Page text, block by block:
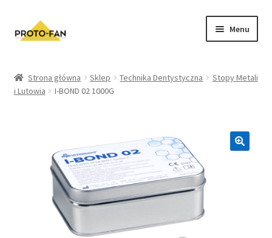
Menu
Kursy Stomatologiczne
Zwroty i Reklamacje
Regulamin sklepu
Strona główna Sklep Technika Dentystyczna
Stopy Metali
i Lutowia
I-BOND 02 1000G